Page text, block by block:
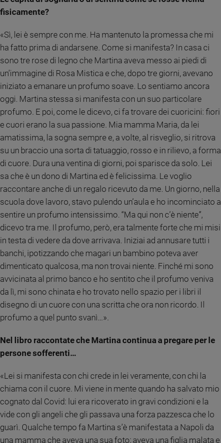
fisicamente?
«Sì, lei è sempre con me. Ha mantenuto la promessa che mi
ha fatto prima di andarsene. Come si manifesta? In casa ci
sono tre rose di legno che Martina aveva messo ai piedi di
un’immagine di Rosa Mistica e che, dopo tre giorni, avevano
iniziato a emanare un profumo soave. Lo sentiamo ancora
oggi. Martina stessa si manifesta con un suo particolare
profumo. E poi, come le dicevo, ci fa trovare dei cuoricini: fiori
e cuori erano la sua passione. Mia mamma Maria, da lei
amatissima, la sogna sempre e, a volte, al risveglio, si ritrova
su un braccio una sorta di tatuaggio, rosso e in rilievo, a forma
di cuore. Dura una ventina di giorni, poi sparisce da solo. Lei
sa che è un dono di Martina ed è felicissima. Le voglio
raccontare anche di un regalo ricevuto da me. Un giorno, nella
scuola dove lavoro, stavo pulendo un’aula e ho incominciato a
sentire un profumo intensissimo. “Ma qui non c’è niente”,
dicevo tra me. Il profumo, però, era talmente forte che mi misi
in testa di vedere da dove arrivava. Iniziai ad annusare tutti i
banchi, ipotizzando che magari un bambino poteva aver
dimenticato qualcosa, ma non trovai niente. Finché mi sono
avvicinata al primo banco e ho sentito che il profumo veniva
da lì, mi sono chinata e ho trovato nello spazio per i libri il
disegno di un cuore con una scritta che ora non ricordo. Il
profumo a quel punto svanì…».
Nel libro raccontate che Martina continua a pregare per le
persone sofferenti…
«Lei si manifesta con chi crede in lei veramente, con chi la
chiama con il cuore. Mi viene in mente quando ha salvato mio
cognato dal Covid: lui era ricoverato in gravi condizioni e la
vide con gli angeli che gli passava una forza pazzesca che lo
guarì. Qualche tempo fa Martina s’è manifestata a Napoli da
una mamma che aveva una sua foto; aveva una figlia malata e